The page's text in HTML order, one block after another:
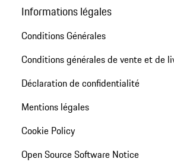
Informations légales
Conditions Générales
Conditions générales de vente et de
Déclaration de confidentialité
Mentions légales
Cookie Policy
Open Source Software Notice